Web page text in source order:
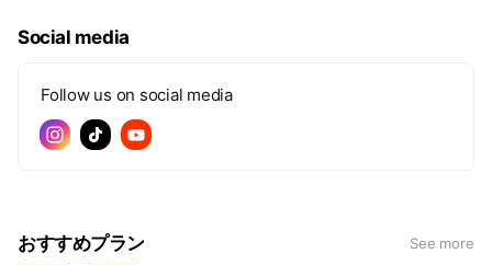
Social media
Follow us on social media
おすすめプラン See more